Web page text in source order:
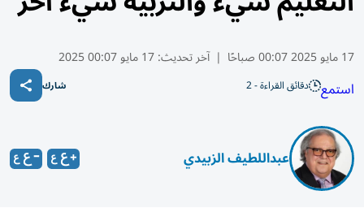
17 مايو 2025 00:07 صباحًا | آخر تحديث:17 مايو 00:07 2025
استمع دقائق القراءة - 2 شارك
عبداللطيف الزبيدي